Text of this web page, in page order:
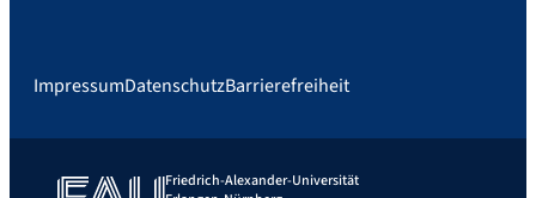
ImpressumDatenschutzBarrierefreiheit
Friedrich-Alexander-Universität